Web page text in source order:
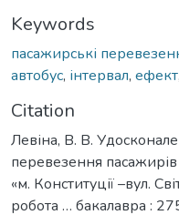
Keywords
пасажирські
автобус, інтервал, ефект,
Citation
Левіна, В. В.
перевезення
«м. Конституції –вул.
робота … бакалавра :